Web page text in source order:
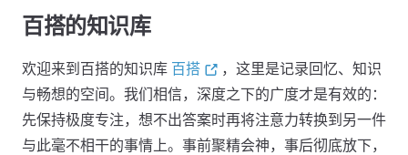
百搭的知识库
欢迎来到百搭的知识库 百搭
，这里是记录回忆、知识
与畅想的空间。我们相信，深度之下的广度才是有效的：
先保持极度专注，想不出答案时再将注意力转换到另一件
与此毫不相干的事情上。事前聚精会神，事后彻底放下，